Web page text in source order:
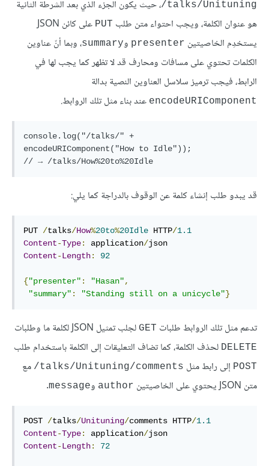
‎/talks/Unituning، حيث يكون الجزء الذي بعد الشرطة الثانية
هو عنوان الكلمة، ويجب احتواء متن طلب PUT
على كائن JSON
يستخدِم الخاصيتين presenter وsummary، وبما أنّ عناوين
الكلمات تحتوي على مسافات ومحارف قد لا تظهر كما يجب لها في
الرابط، فيجب ترميز سلاسل العناوين النصية بدالة
encodeURIComponent عند بناء مثل تلك الروابط.
console.log("/talks/" +
encodeURIComponent("How to Idle"));
قد يبدو طلب إنشاء كلمة عن الوقوف بالدراجة كما يلي:
PUT /talks/How%20to%20Idle HTTP/1.1
Content-Type: application/
Content-Length: 92
{"presenter" : "Hasan",
"summary" : "Standing still on a unicycle"}
تدعم مثل تلك الروابط طلبات GET لجلب تمثيل JSON لكلمة ما وطلبات
DELETE لحذف الكلمة، كما تضاف التعليقات إلى الكلمة باستخدام طلب
POST إلى رابط مثل ‎/talks/Unituning/comments مع
متن JSON يحتوي على الخاصيتين
author وmessage
.
POST /talks/Unituning/comments HTTP/1.1
Content-Type: application/
Content-Length: 72